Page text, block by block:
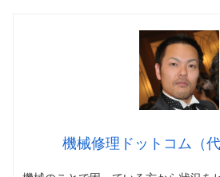
機械修理ドットコム（